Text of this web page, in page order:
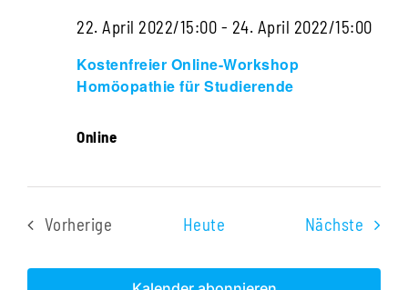
Kostenfreier Online-Workshop
Homöopathie für Studierende
22. April 2022/15:00 - 24. April 2022/15:00
Online
Vorherige
Heute Nächste